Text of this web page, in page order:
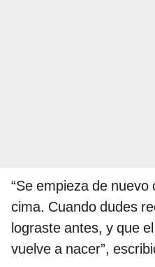
“Se empieza de
cima. Cuando dudes
lograste antes, y que
vuelve a nacer”,